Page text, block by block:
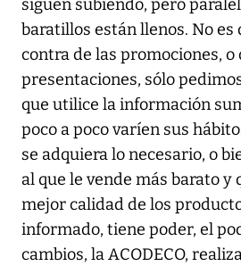
siguen subiendo, pero
baratillos están llenos. No es
contra de las promociones, o
presentaciones, sólo
que utilice la información
poco a poco varíen sus
se adquiera lo necesario, o
al que le vende más barato y
mejor calidad de los
informado, tiene poder, el
cambios, la ACODECO,